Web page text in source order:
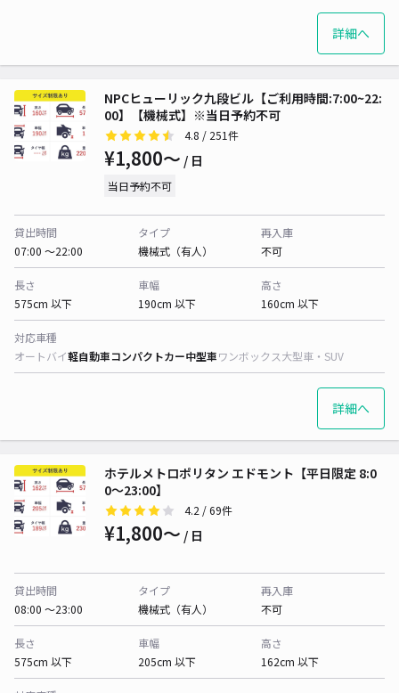
詳細へ
NPCヒューリック九段ビル【ご利用時間:7:00~22:
00】【機械式】※当日予約不可
4.8 / 251件
¥1,800〜 / 日
当日予約不可
貸出時間
07:00 〜22:00
タイプ
機械式（有人）
再入庫
不可
長さ
575cm 以下
車幅
190cm 以下
高さ
160cm 以下
対応車種
オートバイ軽自動車コンパクトカー中型車ワンボックス大型車・SUV
詳細へ
ホテルメトロポリタン エドモント【平日限定 8:0
0〜23:00】
4.2 / 69件
¥1,800〜 / 日
貸出時間
08:00 〜23:00
タイプ
機械式（有人）
再入庫
不可
長さ
575cm 以下
車幅
205cm 以下
高さ
162cm 以下